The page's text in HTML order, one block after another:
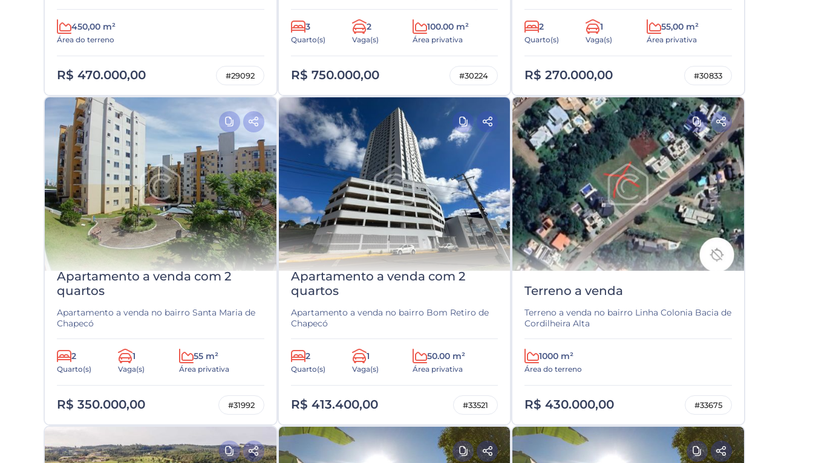
450,00 m²
Área do terreno
R$ 470.000,00 #29092
3
Quarto(s)
2
Vaga(s)
100.00 m²
Área privativa
R$ 750.000,00 #30224
2
Quarto(s)
1
Vaga(s)
55,00 m²
Área privativa
R$ 270.000,00 #30833
Apartamento a venda com 2
quartos
Apartamento a venda no bairro Santa Maria de
Chapecó
2
Quarto(s)
1
Vaga(s)
55 m²
Área privativa
R$ 350.000,00 #31992
Apartamento a venda com 2
quartos
Apartamento a venda no bairro Bom Retiro de
Chapecó
2
Quarto(s)
1
Vaga(s)
50.00 m²
Área privativa
R$ 413.400,00 #33521
Terreno a venda
Terreno a venda no bairro Linha Colonia Bacia de
Cordilheira Alta
1000 m²
Área do terreno
R$ 430.000,00 #33675